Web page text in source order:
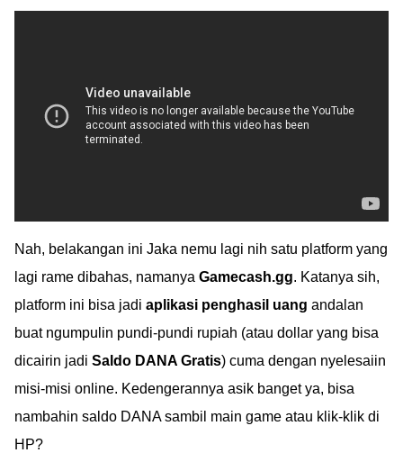
Nah, belakangan ini Jaka nemu lagi nih satu platform yang
lagi rame dibahas, namanya Gamecash.gg. Katanya sih,
platform ini bisa jadi aplikasi penghasil uang andalan
buat ngumpulin pundi-pundi rupiah (atau dollar yang bisa
dicairin jadi Saldo DANA Gratis) cuma dengan nyelesaiin
misi-misi online. Kedengerannya asik banget ya, bisa
nambahin saldo DANA sambil main game atau klik-klik di
HP?